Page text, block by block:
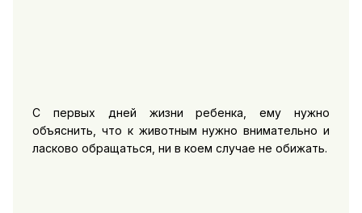
С первых дней жизни ребенка, ему нужно
объяснить, что к животным нужно внимательно и
ласково обращаться, ни в коем случае не обижать.